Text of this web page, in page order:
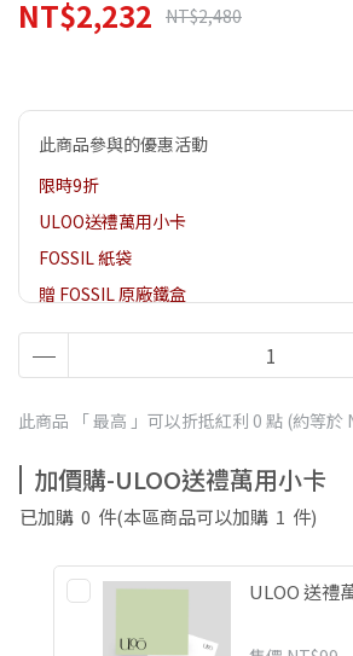
NT$2,232 NT$2,480
此商品參與的優惠活動
限時9折
ULOO送禮萬用小卡
FOSSIL 紙袋
贈 FOSSIL 原廠鐵盒
此商品 「 最高 」可以折抵紅利 0 點 (約等於
加價購-ULOO送禮萬用小卡
已加購 0 件(本區商品可以加購 1 件)
ULOO 送禮